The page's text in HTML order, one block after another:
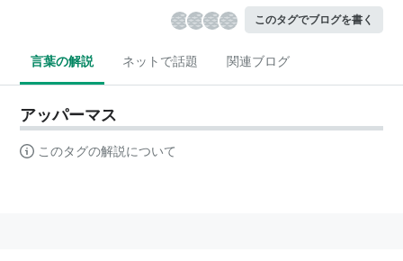
このタグでブログを書く
言葉の解説 ネットで話題 関連ブログ
アッパーマス
このタグの解説について